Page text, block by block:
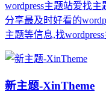
wordpress主题站爱找
分享最及时好看的
主题等信息,找
新主题-XinTheme